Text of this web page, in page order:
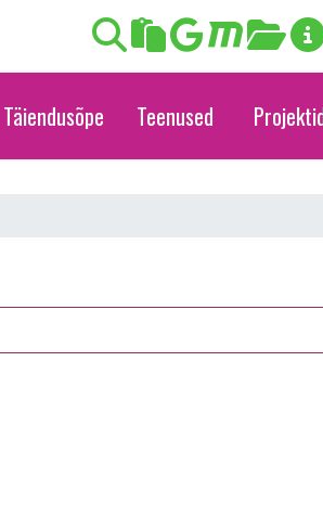
Täiendusõpe Teenused